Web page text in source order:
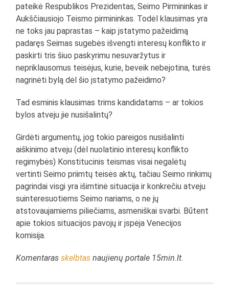
pateikė Respublikos Prezidentas, Seimo Pirmininkas ir
Aukščiausiojo Teismo pirmininkas. Todėl klausimas yra
ne toks jau paprastas – kaip įstatymo pažeidimą
padaręs Seimas sugebės išvengti interesų konflikto ir
paskirti tris šiuo paskyrimu nesuvaržytus ir
nepriklausomus teisėjus, kurie, beveik nebejotina, turės
nagrinėti bylą dėl šio įstatymo pažeidimo?
Tad esminis klausimas trims kandidatams – ar tokios
bylos atveju jie nusišalintų?
Girdėti argumentų, jog tokio pareigos nusišalinti
aiškinimo atveju (dėl nuolatinio interesų konflikto
regimybės) Konstitucinis teismas visai negalėtų
vertinti Seimo priimtų teisės aktų, tačiau Seimo rinkimų
pagrindai visgi yra išimtinė situacija ir konkrečiu atveju
suinteresuotiems Seimo nariams, o ne jų
atstovaujamiems piliečiams, asmeniškai svarbi. Būtent
apie tokios situacijos pavojų ir įspėja Venecijos
komisija.
Komentarasskelbtas naujienų portale 15min.lt.